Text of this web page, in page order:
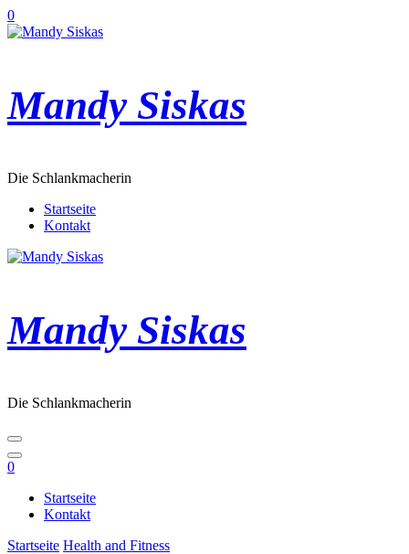
Zum
Inhalt
0
Mandy Siskas
Die Schlankmacherin
Startseite
Kontakt
Mandy Siskas
Die Schlankmacherin
0
Startseite
Kontakt
Startseite Health and Fitness